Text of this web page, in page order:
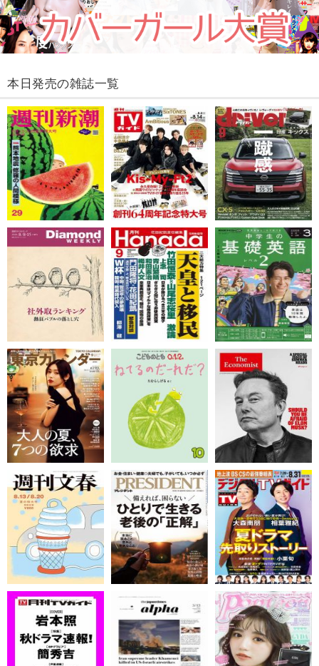
本日発売の雑誌一覧